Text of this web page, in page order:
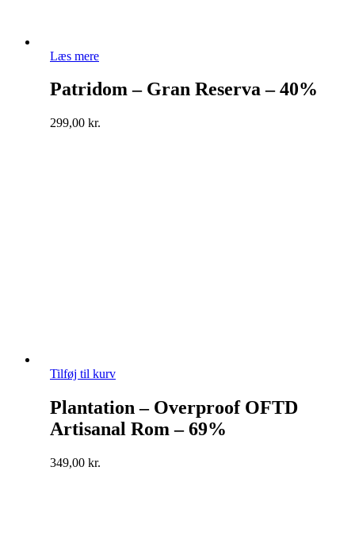
Læs mere
Patridom – Gran Reserva – 40%
299,00 kr.
Tilføj til kurv
Plantation – Overproof OFTD
Artisanal Rom – 69%
349,00 kr.